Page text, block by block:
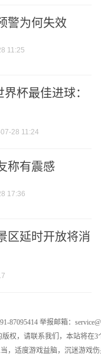
警为何失效
11:25
杯最佳进球：
28 11:24
称有震感
17:36
区延时开放将消
举报邮箱：
权，请联系我们，本站将在3
适度游戏益脑，沉迷游戏伤